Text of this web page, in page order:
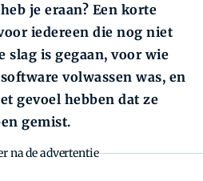
je eraan? Een korte
iedereen die nog niet
slag is gegaan, voor wie
volwassen was, en
gevoel hebben dat ze
gemist.
na de advertentie